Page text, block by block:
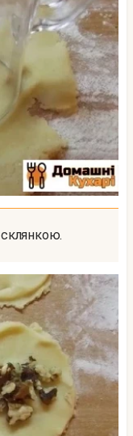
склянкою.